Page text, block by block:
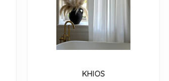
KHIOS